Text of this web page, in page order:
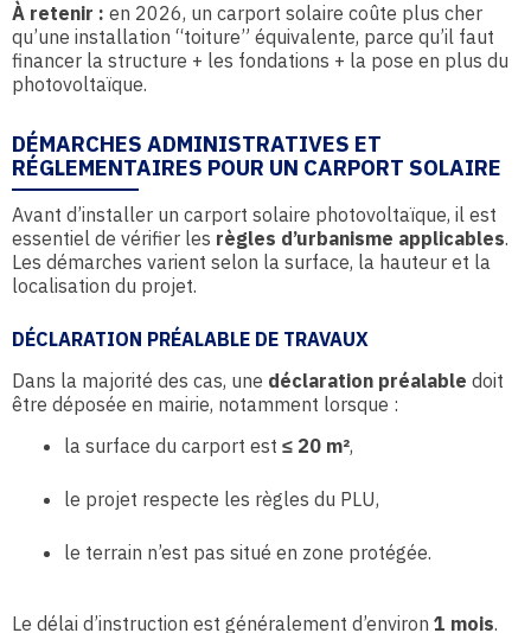
À retenir : en 2026, un carport solaire coûte plus cher
qu’une installation “toiture” équivalente, parce qu’il faut
financer la structure + les fondations + la pose en plus du
photovoltaïque.
DÉMARCHES ADMINISTRATIVES ET
RÉGLEMENTAIRES POUR UN CARPORT SOLAIRE
Avant d’installer un carport solaire photovoltaïque, il est
essentiel de vérifier les règles d’urbanisme applicables.
Les démarches varient selon la surface, la hauteur et la
localisation du projet.
DÉCLARATION PRÉALABLE DE TRAVAUX
Dans la majorité des cas, une déclaration préalable doit
être déposée en mairie, notamment lorsque :
la surface du carport est ≤ 20 m²,
le projet respecte les règles du PLU,
le terrain n’est pas situé en zone protégée.
Le délai d’instruction est généralement d’environ 1 mois.